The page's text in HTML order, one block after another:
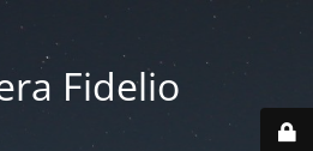
Fidelio